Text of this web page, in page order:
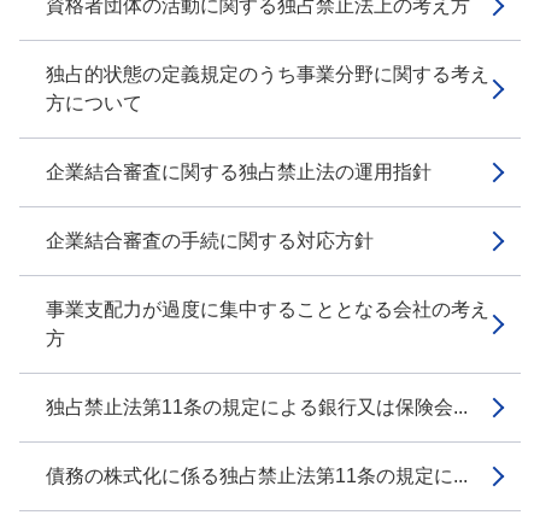
資格者団体の活動に関する独占禁止法上の考え方
独占的状態の定義規定のうち事業分野に関する考え
方について
企業結合審査に関する独占禁止法の運用指針
企業結合審査の手続に関する対応方針
事業支配力が過度に集中することとなる会社の考え
方
独占禁止法第11条の規定による銀行又は保険会...
債務の株式化に係る独占禁止法第11条の規定に...